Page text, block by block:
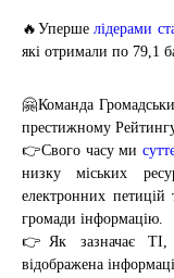
🔥Упершелідерами
які отримали по 79,1
🤗Команда
престижному
👉Свого часу ми
низку міських
електронних петицій
громади інформацію.
👉Як зазначає TI,
відображена